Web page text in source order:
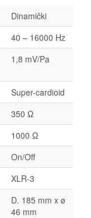
Dinamički
40 – 16000 Hz
1,8 mV/Pa
Super-cardioid
350 Ω
1000 Ω
On/Off
XLR-3
D. 185 mm x ø
46 mm